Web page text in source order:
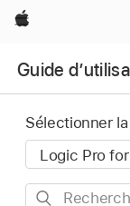
Apple
Guide
Sélectionner
Rechercher